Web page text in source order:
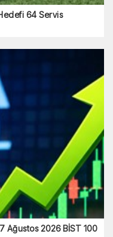
64 Servis
Ağustos 2026 BİST 100